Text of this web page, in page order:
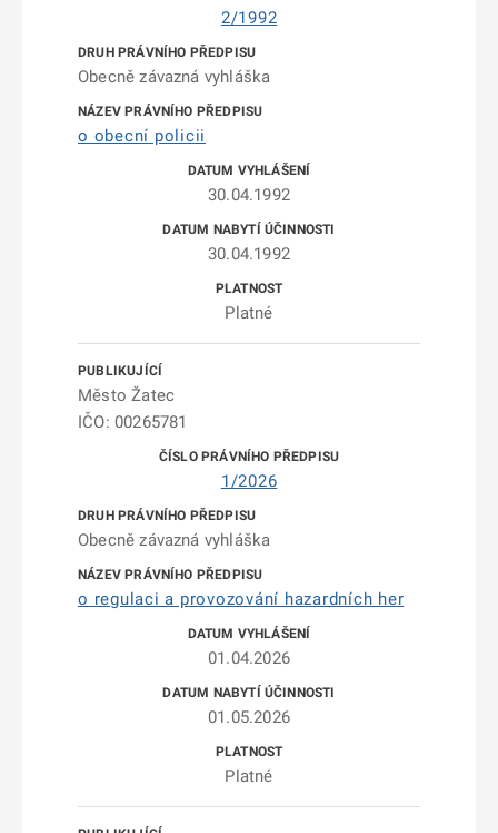
2/1992
Obecně závazná vyhláška
o obecní policii
30.04.1992
30.04.1992
Platné
Město Žatec
IČO: 00265781
1/2026
Obecně závazná vyhláška
o regulaci a provozování hazardních her
01.04.2026
01.05.2026
Platné